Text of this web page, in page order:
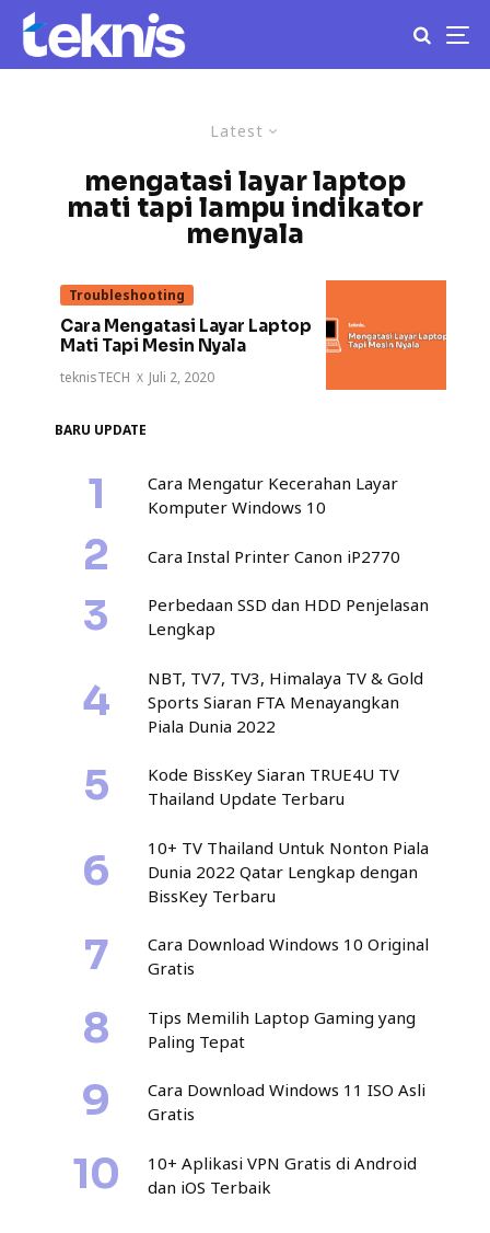
Latest
mengatasi layar laptop
mati tapi lampu indikator
menyala
Troubleshooting
Cara Mengatasi Layar Laptop
Mati Tapi Mesin Nyala
teknisTECH · Juli 2, 2020
BARU UPDATE
Cara Mengatur Kecerahan Layar
Komputer Windows 10
Cara Instal Printer Canon iP2770
Perbedaan SSD dan HDD Penjelasan
Lengkap
NBT, TV7, TV3, Himalaya TV & Gold
Sports Siaran FTA Menayangkan
Piala Dunia 2022
Kode BissKey Siaran TRUE4U TV
Thailand Update Terbaru
10+ TV Thailand Untuk Nonton Piala
Dunia 2022 Qatar Lengkap dengan
BissKey Terbaru
Cara Download Windows 10 Original
Gratis
Tips Memilih Laptop Gaming yang
Paling Tepat
Cara Download Windows 11 ISO Asli
Gratis
10+ Aplikasi VPN Gratis di Android
dan iOS Terbaik